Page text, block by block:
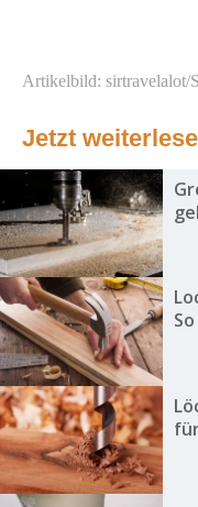
Artikelbild: sirtravelalot/
Jetzt